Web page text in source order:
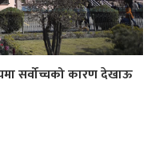
सर्वोच्चको कारण देखाऊ